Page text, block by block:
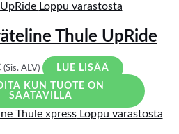
Loppu varastosta
Thule UpRide
(Sis. ALV)
LUE LISÄÄ
KUN TUOTE ON
SAATAVILLA
Loppu varastosta